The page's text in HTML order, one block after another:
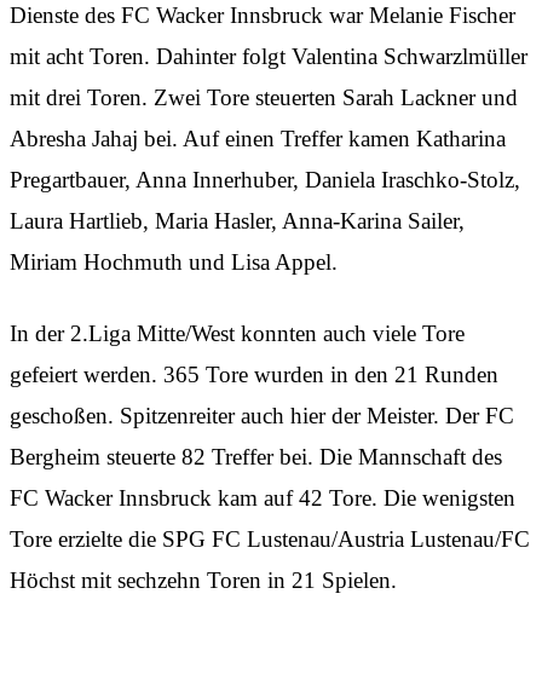
Dienste des FC Wacker Innsbruck war Melanie Fischer
mit acht Toren. Dahinter folgt Valentina Schwarzlmüller
mit drei Toren. Zwei Tore steuerten Sarah Lackner und
Abresha Jahaj bei. Auf einen Treffer kamen Katharina
Pregartbauer, Anna Innerhuber, Daniela Iraschko-Stolz,
Laura Hartlieb, Maria Hasler, Anna-Karina Sailer,
Miriam Hochmuth und Lisa Appel.
In der 2.Liga Mitte/West konnten auch viele Tore
gefeiert werden. 365 Tore wurden in den 21 Runden
geschoßen. Spitzenreiter auch hier der Meister. Der FC
Bergheim steuerte 82 Treffer bei. Die Mannschaft des
FC Wacker Innsbruck kam auf 42 Tore. Die wenigsten
Tore erzielte die SPG FC Lustenau/Austria Lustenau/FC
Höchst mit sechzehn Toren in 21 Spielen.